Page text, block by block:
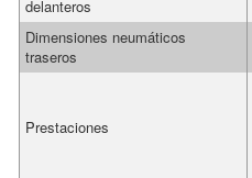
delanteros
Dimensiones neumáticos
traseros
Prestaciones